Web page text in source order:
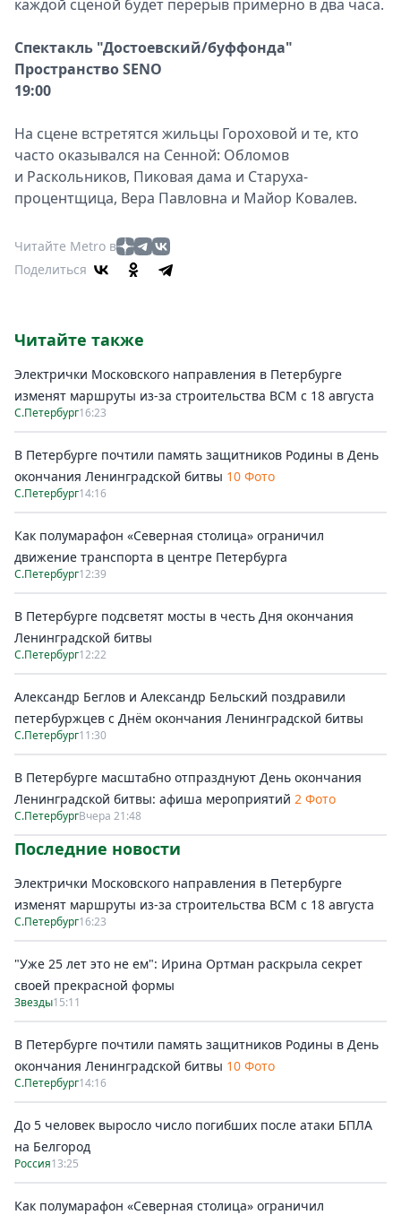
каждой сценой будет перерыв примерно в два часа.
Спектакль "Достоевский/буффонда"
Пространство SENO
19:00
На сцене встретятся жильцы Гороховой и те, кто
часто оказывался на Сенной: Обломов
и Раскольников, Пиковая дама и Старуха-
процентщица, Вера Павловна и Майор Ковалев.
Читайте Metro в
Поделиться
Читайте также
Электрички Московского направления в Петербурге
изменят маршруты из-за строительства ВСМ с 18 августа
С.Петербург16:23
В Петербурге почтили память защитников Родины в День
окончания Ленинградской битвы 10 Фото
С.Петербург14:16
Как полумарафон «Северная столица» ограничил
движение транспорта в центре Петербурга
С.Петербург12:39
В Петербурге подсветят мосты в честь Дня окончания
Ленинградской битвы
С.Петербург12:22
Александр Беглов и Александр Бельский поздравили
петербуржцев с Днём окончания Ленинградской битвы
С.Петербург11:30
В Петербурге масштабно отпразднуют День окончания
Ленинградской битвы: афиша мероприятий 2 Фото
С.ПетербургВчера 21:48
Последние новости
Электрички Московского направления в Петербурге
изменят маршруты из-за строительства ВСМ с 18 августа
С.Петербург16:23
"Уже 25 лет это не ем": Ирина Ортман раскрыла секрет
своей прекрасной формы
Звезды15:11
В Петербурге почтили память защитников Родины в День
окончания Ленинградской битвы 10 Фото
С.Петербург14:16
До 5 человек выросло число погибших после атаки БПЛА
на Белгород
Россия13:25
Как полумарафон «Северная столица» ограничил